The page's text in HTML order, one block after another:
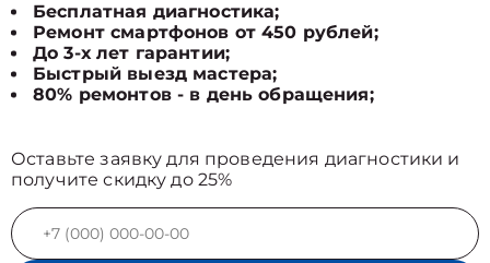
Бесплатная диагностика;
Ремонт смартфонов от 450 рублей;
До 3-х лет гарантии;
Быстрый выезд мастера;
80% ремонтов - в день обращения;
Оставьте заявку для проведения диагностики и
получите скидку до 25%